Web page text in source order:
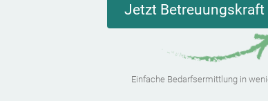
Jetzt Betreuungskraft
Einfache Bedarfsermittlung in